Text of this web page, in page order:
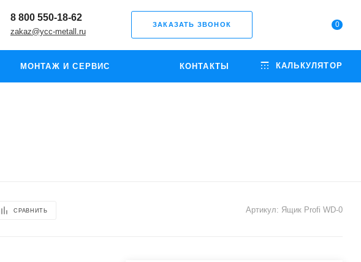
8 800 550-18-62
zakaz@ycc-metall.ru
ЗАКАЗАТЬ ЗВОНОК 0
МОНТАЖ И СЕРВИС КОНТАКТЫ КАЛЬКУЛЯТОР
СРАВНИТЬ Артикул: Ящик Profi WD-0